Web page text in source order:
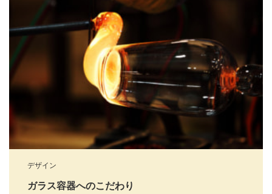
デザイン
ガラス容器へのこだわり